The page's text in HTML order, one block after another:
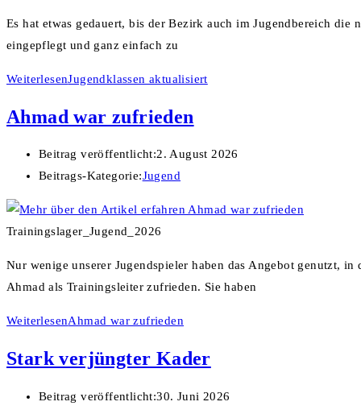
Es hat etwas gedauert, bis der Bezirk auch im Jugendbereich
eingepflegt und ganz einfach zu
WeiterlesenJugendklassen aktualisiert
Ahmad war zufrieden
Beitrag veröffentlicht:2. August 2026
Beitrags-Kategorie:Jugend
Trainingslager_Jugend_2026
Nur wenige unserer Jugendspieler haben das Angebot genutzt,
Ahmad als Trainingsleiter zufrieden. Sie haben
WeiterlesenAhmad war zufrieden
Stark verjüngter Kader
Beitrag veröffentlicht:30. Juni 2026